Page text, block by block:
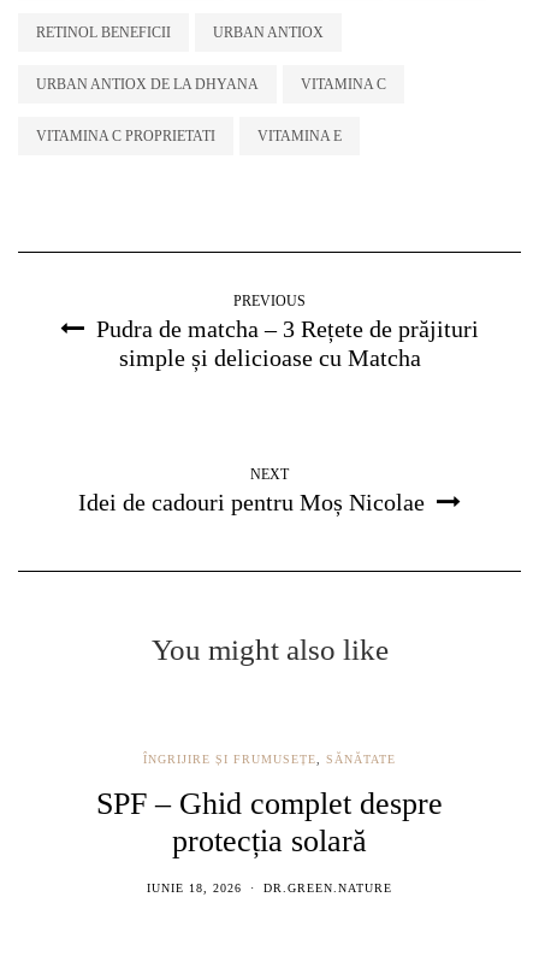
RETINOL BENEFICII URBAN ANTIOX
URBAN ANTIOX DE LA DHYANA VITAMINA C
VITAMINA C PROPRIETATI VITAMINA E
PREVIOUS
Pudra de matcha – 3 Rețete de prăjituri
simple și delicioase cu Matcha
NEXT
Idei de cadouri pentru Moș Nicolae
You might also like
ÎNGRIJIRE ȘI FRUMUSEȚE SĂNĂTATE
SPF – Ghid complet despre
protecția solară
IUNIE 18, 2026 DR.GREEN.NATURE